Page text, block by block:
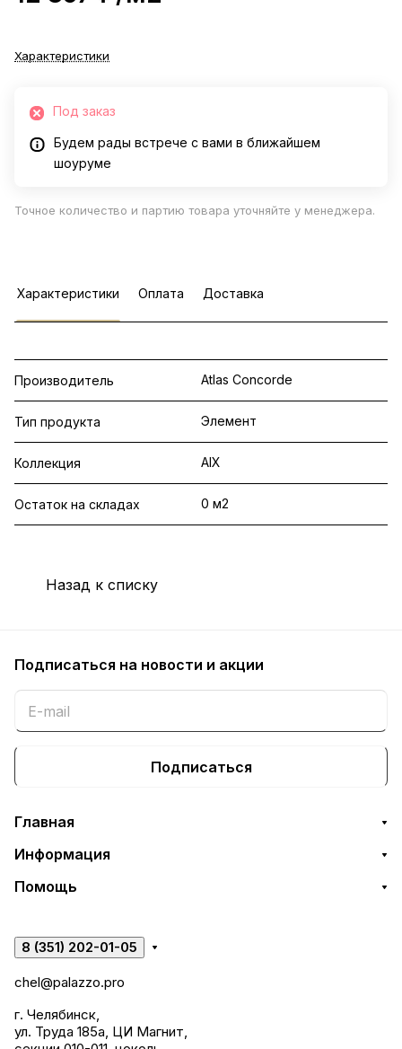
Характеристики
Под заказ
Будем рады встрече с вами в ближайшем
шоуруме
Точное количество и партию товара уточняйте у менеджера.
Характеристики Оплата Доставка
Производитель Atlas Concorde
Тип продукта Элемент
Коллекция AIX
Остаток на складах 0 м2
Назад к списку
Подписаться на новости и акции
Подписаться
Главная
Информация
Помощь
8 (351) 202-01-05
chel@palazzo.pro
г. Челябинск,
ул. Труда 185а, ЦИ Магнит,